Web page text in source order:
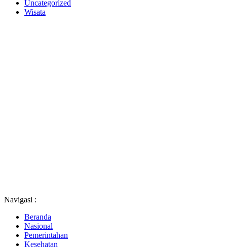
Uncategorized
Wisata
Navigasi :
Beranda
Nasional
Pemerintahan
Kesehatan